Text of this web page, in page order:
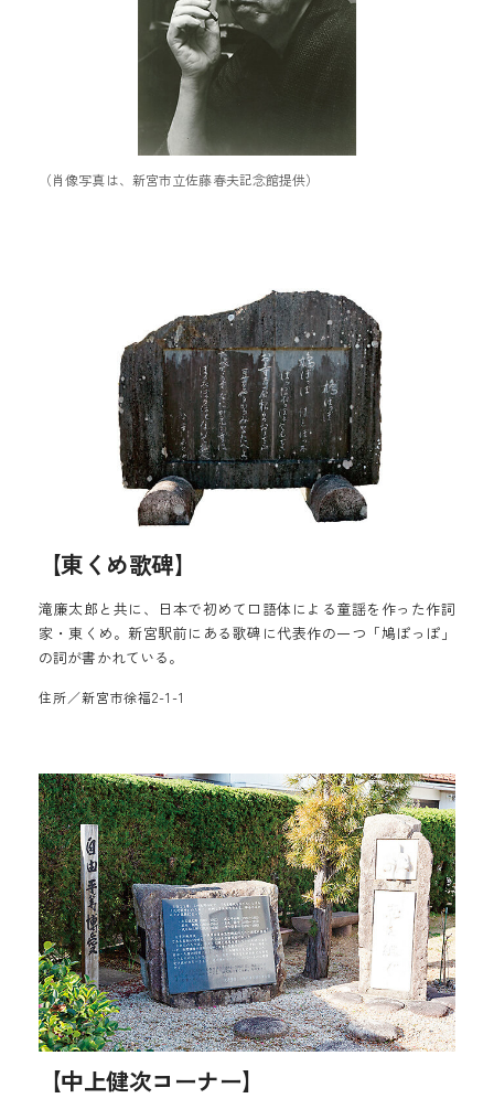
（肖像写真は、新宮市立佐藤春夫記念館提供）
【東くめ歌碑】
滝廉太郎と共に、日本で初めて口語体による童謡を作った作詞
家・東くめ。新宮駅前にある歌碑に代表作の一つ「鳩ぽっぽ」
の詞が書かれている。
住所／新宮市徐福2-1-1
【中上健次コーナー】